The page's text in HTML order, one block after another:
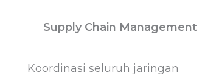
Supply Chain Management
Koordinasi seluruh jaringan